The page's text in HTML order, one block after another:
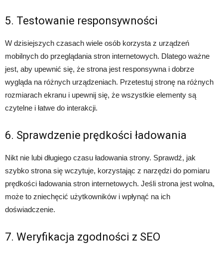
5. Testowanie responsywności
W dzisiejszych czasach wiele osób korzysta z urządzeń
mobilnych do przeglądania stron internetowych. Dlatego ważne
jest, aby upewnić się, że strona jest responsywna i dobrze
wygląda na różnych urządzeniach. Przetestuj stronę na różnych
rozmiarach ekranu i upewnij się, że wszystkie elementy są
czytelne i łatwe do interakcji.
6. Sprawdzenie prędkości ładowania
Nikt nie lubi długiego czasu ładowania strony. Sprawdź, jak
szybko strona się wczytuje, korzystając z narzędzi do pomiaru
prędkości ładowania stron internetowych. Jeśli strona jest wolna,
może to zniechęcić użytkowników i wpłynąć na ich
doświadczenie.
7. Weryfikacja zgodności z SEO